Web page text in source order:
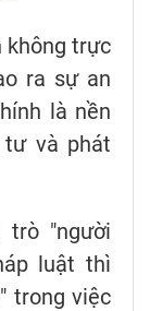
không trực
ra sự an
là nền
và phát
trò "người
luật thì
trong việc